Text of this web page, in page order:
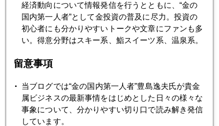
しかし、ドジョウ鍋の匂いがカラダについて、夜まで匂った
から、ドジョウ・パワー恐るべし！
帰りに浅草の仲見世（中国人観光客だらけだった）に寄っ
て、出来立てホヤホヤの人形焼一個６０円也を２個食べたの
が、うまかった。なんでも、出来たては、うまいね。
帰宅して、ＣＮＮ見ていたら、本文に書いたモスクワのテレ
ビ映像が映ってビックリ。即、仕事モードに復帰した次第。
今年のお盆は目が離せない。
長めのＮＹ出張も控えているので、雑用も多いし。
経済動向について情報発信を行うとともに、“金の
国内第一人者”として金投資の普及に尽力。投資の
初心者にも分かりやすいトークや文章にファンも多
い。得意分野はスキー系、鮨スイーツ系、温泉系。
留意事項
当ブログでは“金の国内第一人者”豊島逸夫氏が貴金
属ビジネスの最新事情をはじめとした日々の様々な
事象について、分かりやすい切り口で読み解き発信
しています。